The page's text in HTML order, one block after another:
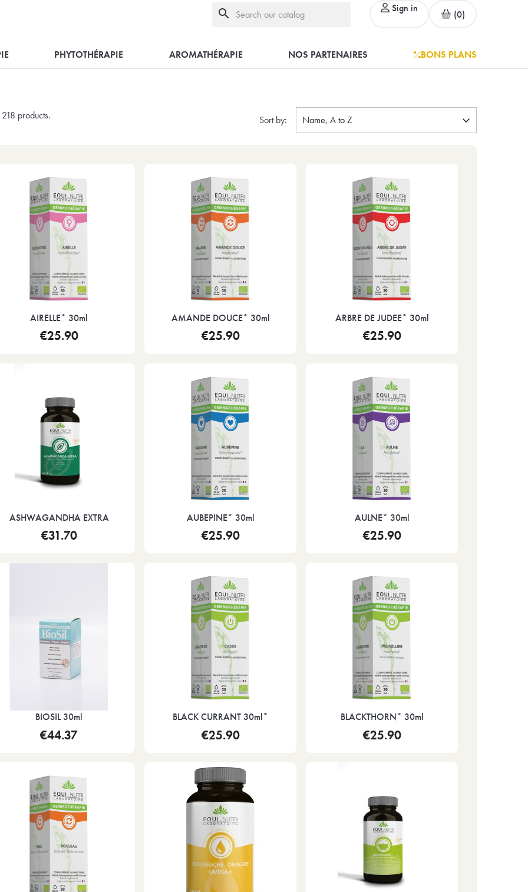
search Sign in (0)
PHYTOTHÉRAPIE AROMATHÉRAPIE NOS PARTENAIRES BONS PLANS
products. Sort by: Name, A to Z
AIRELLE* 30ml
€25.90
AMANDE DOUCE* 30ml
€25.90
ARBRE DE JUDEE* 30ml
€25.90
ASHWAGANDHA EXTRA
€31.70
AUBEPINE* 30ml
€25.90
AULNE* 30ml
€25.90
BIOSIL 30ml
€44.37
BLACK CURRANT 30ml*
€25.90
BLACKTHORN* 30ml
€25.90